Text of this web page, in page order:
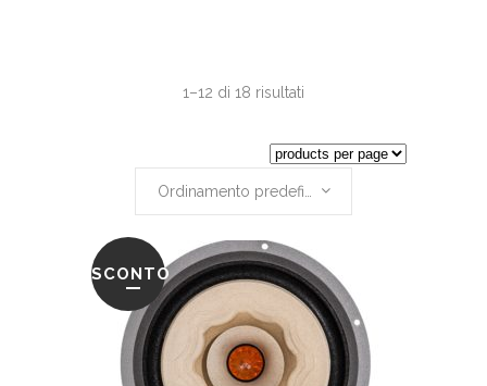
1–12 di 18 risultati
SCONTO